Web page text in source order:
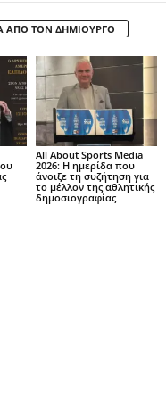
ΑΠΟ ΤΟΝ ΔΗΜΙΟΥΡΓΟ
All About Sports Media
2026: Η ημερίδα που
άνοιξε τη συζήτηση για
το μέλλον της αθλητικής
δημοσιογραφίας